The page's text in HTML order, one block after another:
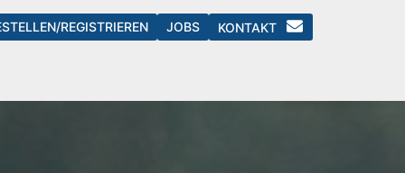
REGISTRIEREN JOBS KONTAKT